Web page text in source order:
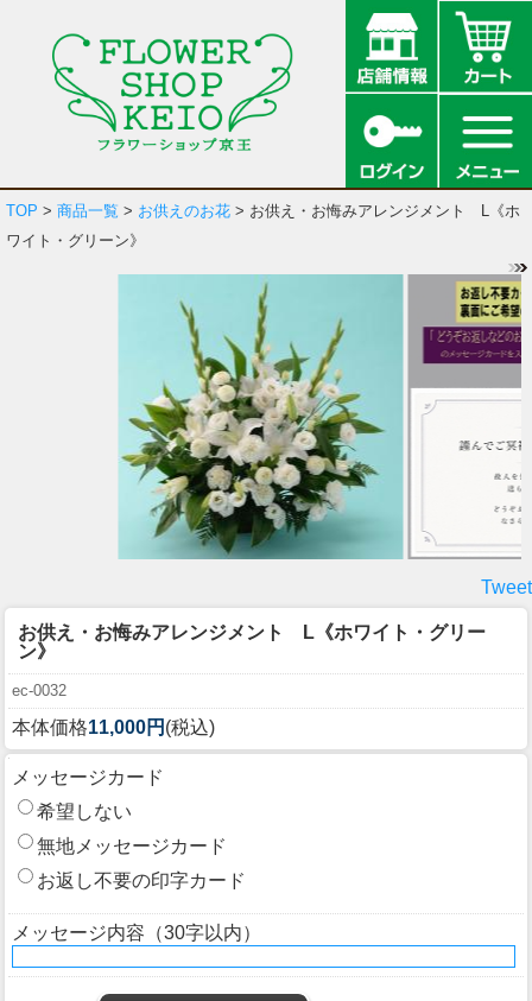
TOP > 商品一覧 > お供えのお花 > お供え・お悔みアレンジメント L《ホ
ワイト・グリーン》
Tweet
お供え・お悔みアレンジメント L《ホワイト・グリー
ン》
ec-0032
本体価格11,000円 (税込)
メッセージカード
希望しない
無地メッセージカード
お返し不要の印字カード
メッセージ内容（30字以内）